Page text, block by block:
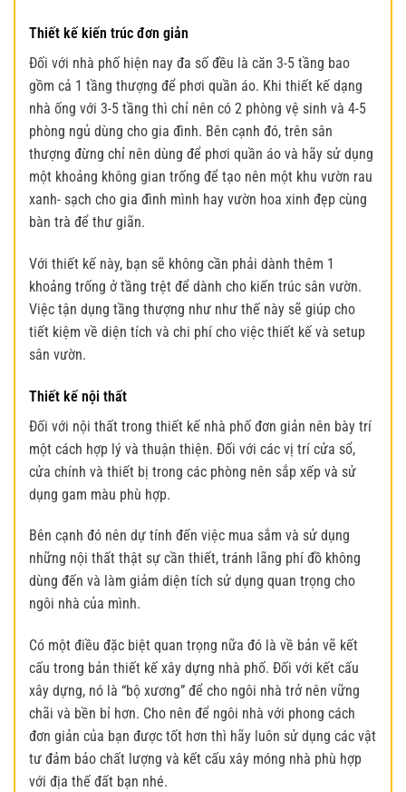
Thiết kế kiến trúc đơn giản
Đối với nhà phố hiện nay đa số đều là căn 3-5 tầng bao
gồm cả 1 tầng thượng để phơi quần áo. Khi thiết kế dạng
nhà ống với 3-5 tầng thì chỉ nên có 2 phòng vệ sinh và 4-5
phòng ngủ dùng cho gia đình. Bên cạnh đó, trên sân
thượng đừng chỉ nên dùng để phơi quần áo và hãy sử dụng
một khoảng không gian trống để tạo nên một khu vườn rau
xanh- sạch cho gia đình mình hay vườn hoa xinh đẹp cùng
bàn trà để thư giãn.
Với thiết kế này, bạn sẽ không cần phải dành thêm 1
khoảng trống ở tầng trệt để dành cho kiến trúc sân vườn.
Việc tận dụng tầng thượng như như thế này sẽ giúp cho
tiết kiệm về diện tích và chi phí cho việc thiết kế và setup
sân vườn.
Thiết kế nội thất
Đối với nội thất trong thiết kế nhà phố đơn giản nên bày trí
một cách hợp lý và thuận thiện. Đối với các vị trí cửa sổ,
cửa chính và thiết bị trong các phòng nên sắp xếp và sử
dụng gam màu phù hợp.
Bên cạnh đó nên dự tính đến việc mua sắm và sử dụng
những nội thất thật sự cần thiết, tránh lãng phí đồ không
dùng đến và làm giảm diện tích sử dụng quan trọng cho
ngôi nhà của mình.
Có một điều đặc biệt quan trọng nữa đó là về bản vẽ kết
cấu trong bản thiết kế xây dựng nhà phố. Đối với kết cấu
xây dựng, nó là “bộ xương” để cho ngôi nhà trở nên vững
chãi và bền bỉ hơn. Cho nên để ngôi nhà với phong cách
đơn giản của bạn được tốt hơn thì hãy luôn sử dụng các vật
tư đảm bảo chất lượng và kết cấu xây móng nhà phù hợp
với địa thế đất bạn nhé.